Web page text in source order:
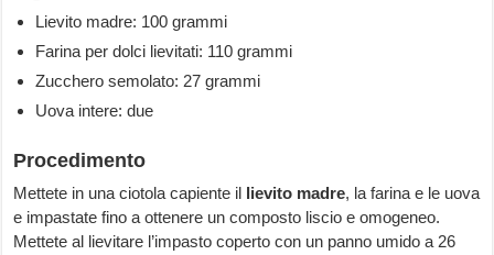
Lievito madre: 100 grammi
Farina per dolci lievitati: 110 grammi
Zucchero semolato: 27 grammi
Uova intere: due
Procedimento
Mettete in una ciotola capiente il lievito madre, la farina e le uova
e impastate fino a ottenere un composto liscio e omogeneo.
Mettete al lievitare l’impasto coperto con un panno umido a 26